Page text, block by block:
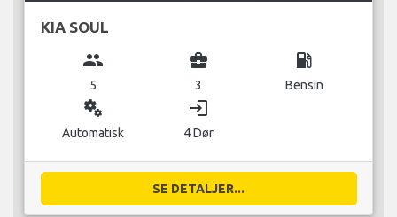
KIA SOUL
group
5
business_center
3
local_gas_station
Bensin
miscellaneous_services
Automatisk
login
4 Dør
SE DETALJER...